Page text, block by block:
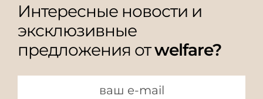
Интересные новости и
эксклюзивные
предложения отwelfare?